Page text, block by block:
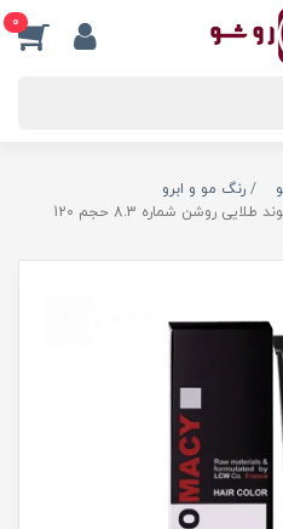
0
رنگ مو و ابرو
رنگ مو دوماسی گروه طلایی رنگ بلوند طلایی روشن شماره 8.3 حجم 120